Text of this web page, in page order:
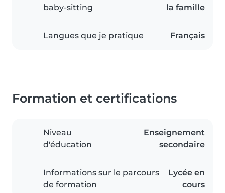
baby-sitting
la famille
Langues que je pratique Français
Formation et certifications
Niveau
d'éducation
Enseignement
secondaire
Informations sur le parcours
de formation
Lycée en
cours